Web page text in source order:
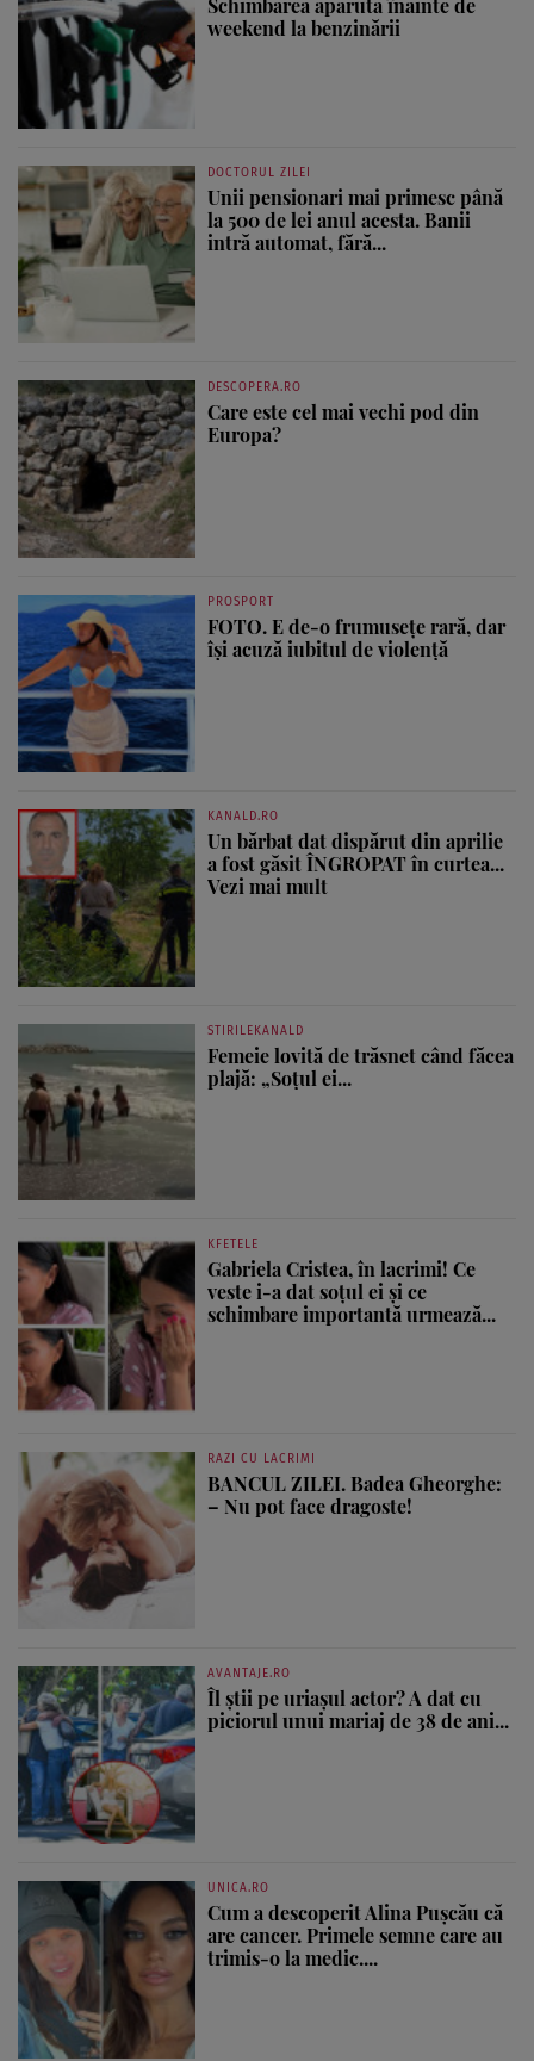
Schimbarea apărută înainte de
weekend la benzinării
DOCTORUL ZILEI
Unii pensionari mai primesc până
la 500 de lei anul acesta. Banii
intră automat, fără...
DESCOPERA.RO
Care este cel mai vechi pod din
Europa?
PROSPORT
FOTO. E de-o frumusețe rară, dar
își acuză iubitul de violență
KANALD.RO
Un bărbat dat dispărut din aprilie
a fost găsit ÎNGROPAT în curtea...
Vezi mai mult
STIRILEKANALD
Femeie lovită de trăsnet când făcea
plajă: „Soțul ei...
KFETELE
Gabriela Cristea, în lacrimi! Ce
veste i-a dat soțul ei și ce
schimbare importantă urmează...
RAZI CU LACRIMI
BANCUL ZILEI. Badea Gheorghe:
– Nu pot face dragoste!
AVANTAJE.RO
Îl știi pe uriașul actor? A dat cu
piciorul unui mariaj de 38 de ani...
UNICA.RO
Cum a descoperit Alina Pușcău că
are cancer. Primele semne care au
trimis-o la medic....